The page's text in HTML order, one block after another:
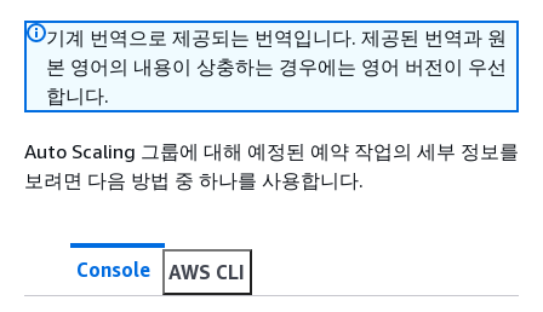
기계 번역으로 제공되는 번역입니다. 제공된 번역과 원
본 영어의 내용이 상충하는 경우에는 영어 버전이 우선
합니다.
Auto Scaling 그룹에 대해 예정된 예약 작업의 세부 정보를
보려면 다음 방법 중 하나를 사용합니다.
Console AWS CLI